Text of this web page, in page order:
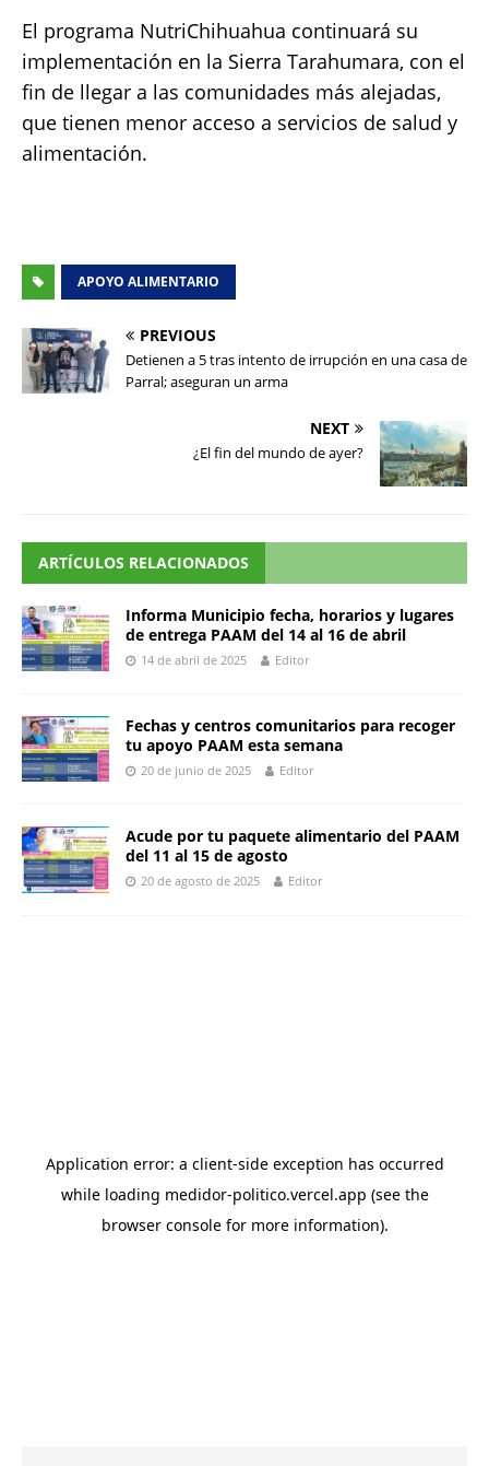
El programa NutriChihuahua continuará su
implementación en la Sierra Tarahumara, con el
fin de llegar a las comunidades más alejadas,
que tienen menor acceso a servicios de salud y
alimentación.
APOYO ALIMENTARIO
PREVIOUS
Detienen a 5 tras intento de irrupción en una casa de
Parral; aseguran un arma
NEXT
¿El fin del mundo de ayer?
ARTÍCULOS RELACIONADOS
Informa Municipio fecha, horarios y lugares
de entrega PAAM del 14 al 16 de abril
14 de abril de 2025 Editor
Fechas y centros comunitarios para recoger
tu apoyo PAAM esta semana
20 de junio de 2025 Editor
Acude por tu paquete alimentario del PAAM
del 11 al 15 de agosto
20 de agosto de 2025 Editor